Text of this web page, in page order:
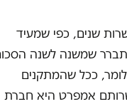
שנים, כפי שמעיד
מתברר שמשנה לשנה
ככל שהמתקנים
אמפרט היא חברת